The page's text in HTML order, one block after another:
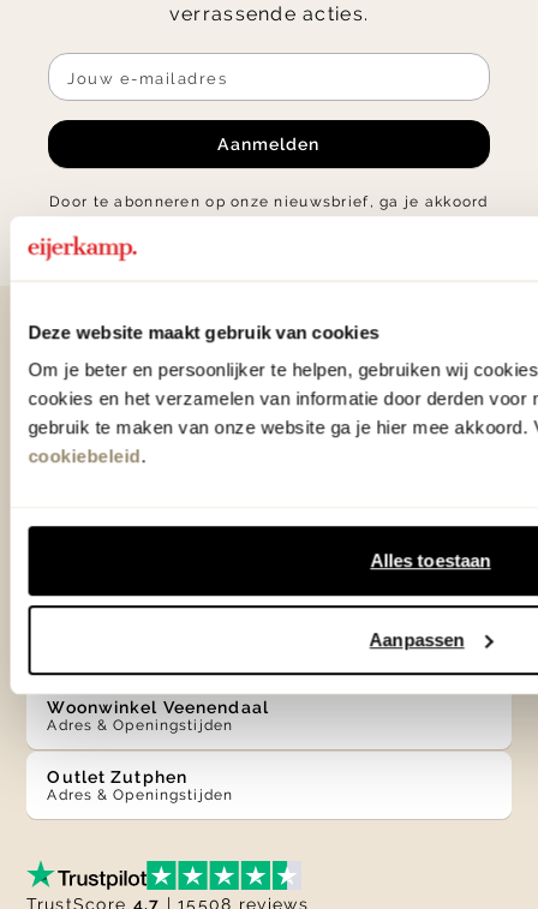
Deze website maakt gebruik van cookies
Om je beter en persoonlijker te helpen, gebruiken wij
cookies en het verzamelen van informatie door derden voor
gebruik te maken van onze website ga je hier mee akkoord.
cookiebeleid.
Alles toestaan
Aanpassen
verrassende acties.
Aanmelden
Door te abonneren op onze nieuwsbrief, ga je akkoord
Contact
0575 - 58 36 00
+31 575 583 388
Woonwinkel Veenendaal
Adres & Openingstijden
Outlet Zutphen
Adres & Openingstijden
TrustScore 4.7 | 15508 reviews